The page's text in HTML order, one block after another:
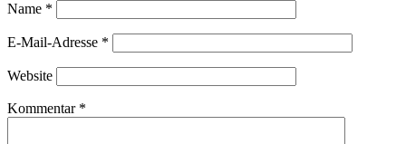
Name *
E-Mail-Adresse *
Website
Kommentar *